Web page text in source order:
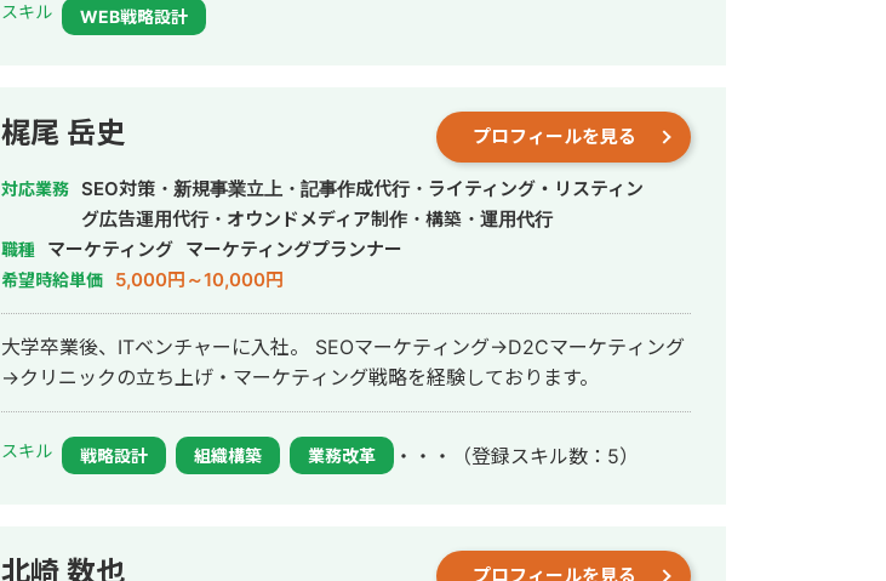
スキル WEB戦略設計
梶尾 岳史 プロフィールを見る
対応業務 SEO対策・新規事業立上・記事作成代行・ライティング・リスティン
グ広告運用代行・オウンドメディア制作・構築・運用代行
職種 マーケティング マーケティングプランナー
希望時給単価 5,000円～10,000円
大学卒業後、ITベンチャーに入社。 SEOマーケティング→D2Cマーケティング
→クリニックの立ち上げ・マーケティング戦略を経験しております。
スキル 戦略設計 組織構築 業務改革 ・・・ （登録スキル数：5）
北崎 数也 プロフィールを見る